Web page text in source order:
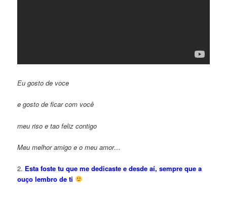
Eu gosto de voce
e gosto de ficar com você
meu riso e tao feliz contigo
Meu melhor amigo e o meu amor…
2. Esta foste tu que me dedicaste e desde aí, sempre que a
ouço lembro de ti